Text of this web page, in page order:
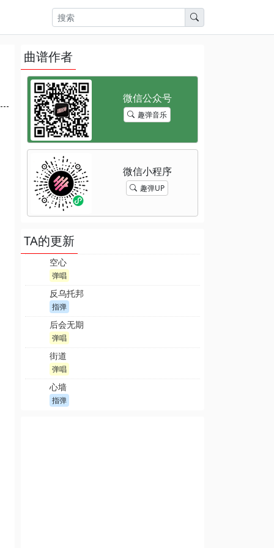
曲谱作者
趣弹音乐
趣弹UP
TA的更新
空心
弹唱
反乌托邦
指弹
后会无期
弹唱
街道
弹唱
心墙
指弹